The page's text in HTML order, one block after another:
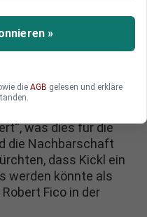
und FPÖ der
Putins würde
bei den meisten
was dies für die
die Nachbarschaft
dass Kickl ein
werden könnte als
Fico in der
»
die AGB gelesen und erkläre